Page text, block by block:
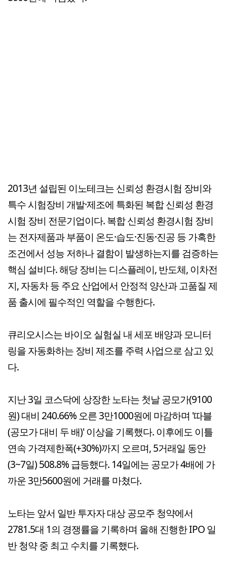
2013년 설립된 이노테크는 신뢰성 환경시험 장비와
특수 시험장비 개발·제조에 특화된 복합 신뢰성 환경
시험 장비 전문기업이다. 복합 신뢰성 환경시험 장비
는 전자제품과 부품이 온도·습도·진동·진공 등 가혹한
조건에서 성능 저하나 결함이 발생하는지를 검증하는
핵심 설비다. 해당 장비는 디스플레이, 반도체, 이차전
지, 자동차 등 주요 산업에서 안정적 양산과 고품질 제
품 출시에 필수적인 역할을 수행한다.
큐리오시스는 바이오 실험실 내 세포 배양과 모니터
링을 자동화하는 장비 제조를 주력 사업으로 삼고 있
다.
지난 3일 코스닥에 상장한 노타는 첫날 공모가(9100
원) 대비 240.66% 오른 3만1000원에 마감하며 '따블
(공모가 대비 두 배)' 이상을 기록했다. 이후에도 이틀
연속 가격제한폭(+30%)까지 오르며, 5거래일 동안
(3~7일) 508.8% 급등했다. 14일에는 공모가 4배에 가
까운 3만5600원에 거래를 마쳤다.
노타는 앞서 일반 투자자 대상 공모주 청약에서
2781.5대 1의 경쟁률을 기록하며 올해 진행한 IPO 일
반 청약 중 최고 수치를 기록했다.